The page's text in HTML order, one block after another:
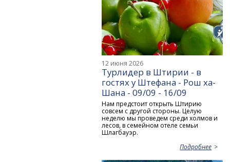
12 июня 2026
Турлидер в Штирии - в
гостях у Штефана - Рош ха-
Шана - 09/09 - 16/09
Нам предстоит открыть Штирию
совсем с другой стороны. Целую
неделю мы проведем среди холмов и
лесов, в семейном отеле семьи
Шлагбауэр.
Подробнее